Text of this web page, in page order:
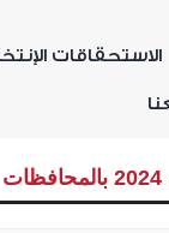
الاستحقاقات